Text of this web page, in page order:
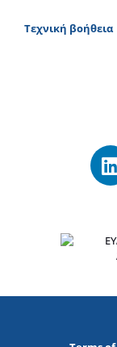
Τεχνική βοήθεια